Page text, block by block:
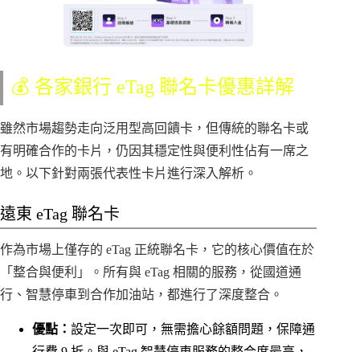
💰 各家銀行 eTag 聯名卡優惠詳解
雖然市場趨勢走向泛用型高回饋卡，但傳統的聯名卡或
有明確合作的卡片，仍因其穩定性與便利性佔有一席之
地。以下針對兩張代表性卡片進行深入解析。
遠東 eTag 聯名卡
作為市場上僅存的 eTag 正統聯名卡，它的核心價值在於
「整合與便利」。所有與 eTag 相關的服務，從國道通
行、智慧停車到合作加油站，都進行了深度整合。
優點： 設定一次即可，無需擔心餘額問題，保障通